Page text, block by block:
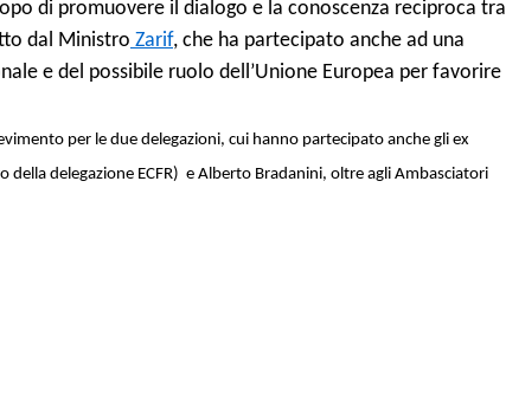
di promuovere il dialogo e la conoscenza reciproca tra
dal Ministro Zarif, che ha partecipato anche ad una
e del possibile ruolo dell’Unione Europea per favorire
per le due delegazioni, cui hanno partecipato anche gli ex
della delegazione ECFR) e Alberto Bradanini, oltre agli Ambasciatori